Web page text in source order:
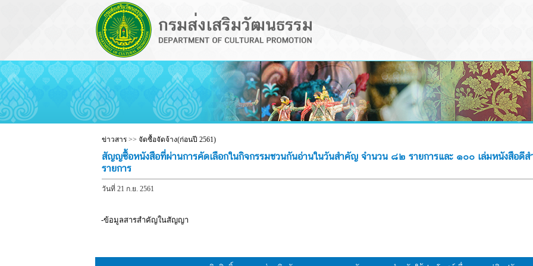
ข่าวสาร >> จัดซื้อจัดจ้าง(ก่อนปี 2561)
สัญญซื้อหนังสือที่ผ่านการคัดเลือกในกิจกรรมชวนกันอ่านในวันสำคัญ จำนวน ๘๒ รายการและ ๑๐๐ เล่มหนังสือดี
รายการ
วันที่ 21 ก.ย. 2561
-ข้อมูลสารสำคัญในสัญญา